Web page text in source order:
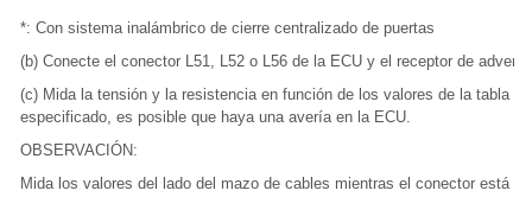
*: Con sistema inalámbrico de cierre centralizado de puertas
(b) Conecte el conector L51, L52 o L56 de la ECU y el receptor de
(c) Mida la tensión y la resistencia en función de los valores de la tabla
especificado, es posible que haya una avería en la ECU.
OBSERVACIÓN:
Mida los valores del lado del mazo de cables mientras el conector está